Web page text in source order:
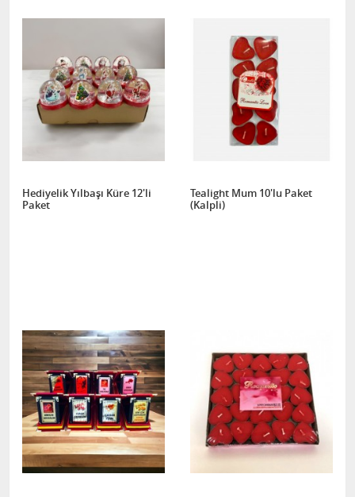
Hediyelik Yılbaşı Küre 12'li
Paket
Tealight Mum 10'lu Paket
(Kalpli)